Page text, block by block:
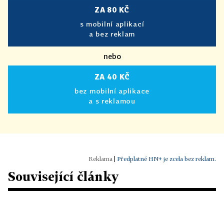
ZA 80 KČ
s mobilní aplikací
a bez reklam
nebo
ZA 40 KČ
bez mobilní aplikace
a s reklamou
Předplatné HN+ je zcela bez reklam.
Související články